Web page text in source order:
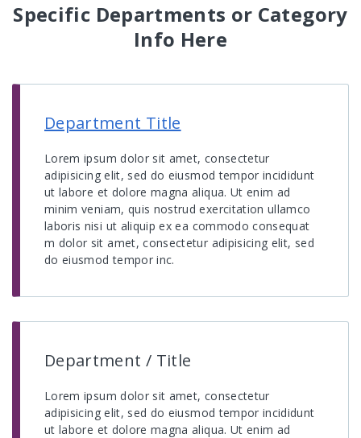
Specific Departments or Category
Info Here
Department Title
Lorem ipsum dolor sit amet, consectetur
adipisicing elit, sed do eiusmod tempor incididunt
ut labore et dolore magna aliqua. Ut enim ad
minim veniam, quis nostrud exercitation ullamco
laboris nisi ut aliquip ex ea commodo consequat
m dolor sit amet, consectetur adipisicing elit, sed
do eiusmod tempor inc.
Department / Title
Lorem ipsum dolor sit amet, consectetur
adipisicing elit, sed do eiusmod tempor incididunt
ut labore et dolore magna aliqua. Ut enim ad